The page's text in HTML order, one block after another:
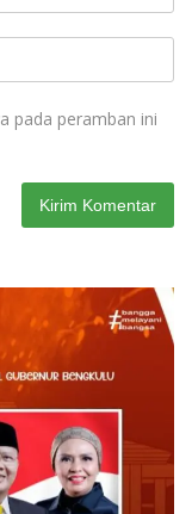
pada peramban ini